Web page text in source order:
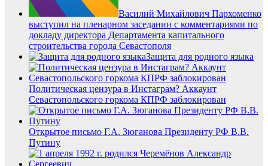
Василий Михайлович Пархоменко
выступил на пленарном заседании с комментариями по
докладу директора Департамента капитального
строительства города Севастополя
Защита для родного языка
Политическая цензура в Инстаграм? Аккаунт
Севастопольского горкома КПРФ заблокирован
Открытое письмо Г.А. Зюганова Президенту РФ В.В.
Путину